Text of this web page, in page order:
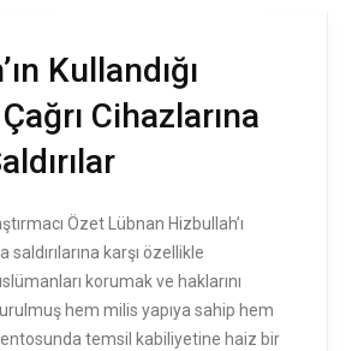
Kullandığı
Cihazlarına
Özet Lübnan Hizbullah’ı
saldırılarına karşı özellikle
korumak ve haklarını
hem milis yapıya sahip hem
temsil kabiliyetine haiz bir